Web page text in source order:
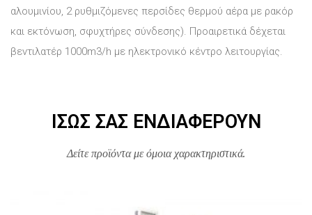
αλουμινίου, 2 ρυθμιζόμενες περσίδες θερμού αέρα με ρακόρ
και εκτόνωση, σφυχτήρες σύνδεσης). Προαιρετικά δέχεται
βεντιλατέρ 1000m3/h με ηλεκτρονικό κέντρο λειτουργίας.
ΊΣΩΣ ΣΑΣ ΕΝΔΙΑΦΈΡΟΥΝ
Δείτε προϊόντα με όμοια χαρακτηριστικά.